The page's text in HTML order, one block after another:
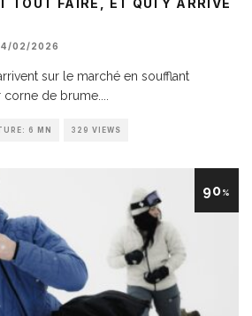
02/2026
sur le marché en soufflant
de brume.
6 MN 329 VIEWS
90%